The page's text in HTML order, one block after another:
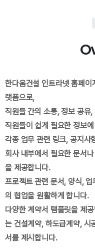
O
한다움건설 인트라넷 홈페
랫폼으로,
직원들 간의 소통, 정보 공유
직원들이 쉽게 필요한 정보
각종 업무 관련 링크, 공지사
회사 내부에서 필요한 문서
을 제공합니다.
프로젝트 관련 문서, 양식,
의 협업을 원활하게 합니다.
다양한 계약서 템플릿을 제
는 건설계약, 하도급계약, 시
서를 제시합니다.